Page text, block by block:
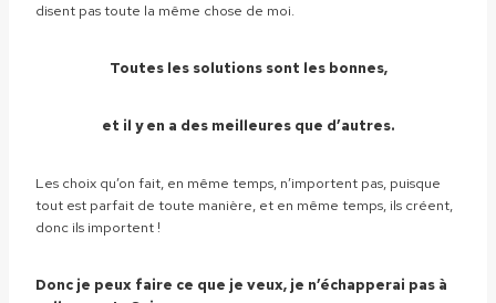
disent pas toute la même chose de moi.
Toutes les solutions sont les bonnes,
et il y en a des meilleures que d’autres.
Les choix qu’on fait, en même temps, n’importent pas, puisque
tout est parfait de toute manière, et en même temps, ils créent,
donc ils importent !
Donc je peux faire ce que je veux, je n’échapperai pas à